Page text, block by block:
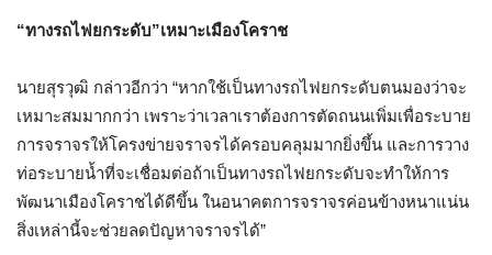
“ทางรถไฟยกระดับ”เหมาะเมืองโคราช
นายสุรวุฒิ กล่าวอีกว่า “หากใช้เป็นทางรถไฟยกระดับตนมองว่าจะ
เหมาะสมมากกว่า เพราะว่าเวลาเราต้องการตัดถนนเพิ่มเพื่อระบาย
การจราจรให้โครงข่ายจราจรได้ครอบคลุมมากยิ่งขึ้น และการวาง
ท่อระบายน้ำที่จะเชื่อมต่อถ้าเป็นทางรถไฟยกระดับจะทำให้การ
พัฒนาเมืองโคราชได้ดีขึ้น ในอนาคตการจราจรค่อนข้างหนาแน่น
สิ่งเหล่านี้จะช่วยลดปัญหาจราจรได้”